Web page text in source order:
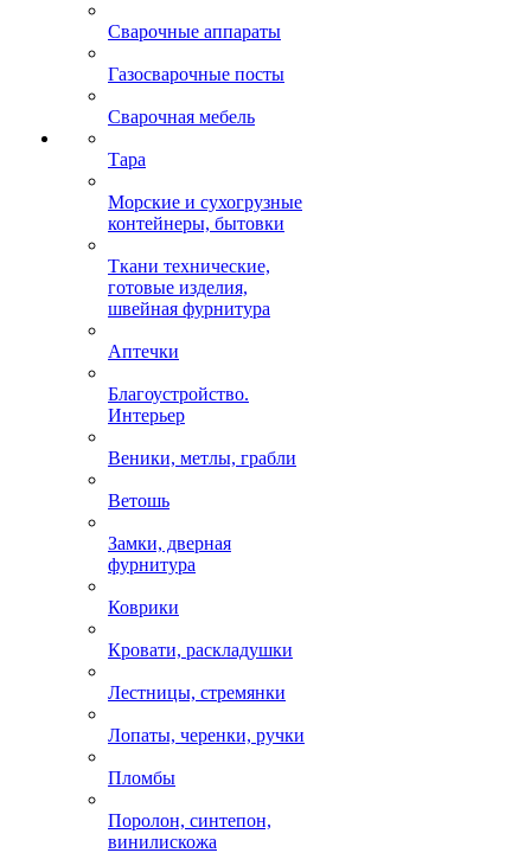
Сварочные аппараты
Газосварочные посты
Сварочная мебель
Тара
Морские и сухогрузные
контейнеры, бытовки
Ткани технические,
готовые изделия,
швейная фурнитура
Аптечки
Благоустройство.
Интерьер
Веники, метлы, грабли
Ветошь
Замки, дверная
фурнитура
Коврики
Кровати, раскладушки
Лестницы, стремянки
Лопаты, черенки, ручки
Пломбы
Поролон, синтепон,
винилискожа